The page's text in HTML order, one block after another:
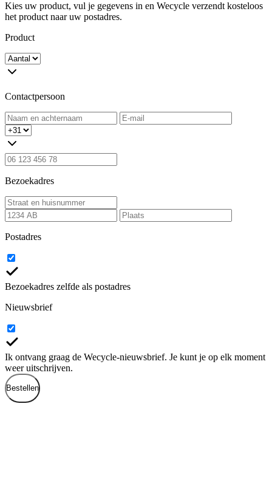
Kies uw product, vul je gegevens in en Wecycle verzendt kosteloos
het product naar uw postadres.
Product
Contactpersoon
Bezoekadres
Postadres
Bezoekadres zelfde als postadres
Nieuwsbrief
Ik ontvang graag de Wecycle-nieuwsbrief. Je kunt je op elk moment
weer uitschrijven.
Bestellen